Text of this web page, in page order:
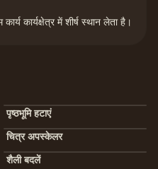
कार्यक्षेत्र में शीर्ष स्थान लेता है।
पृष्ठभूमि हटाएं
चित्र अपस्केलर
शैली बदलें